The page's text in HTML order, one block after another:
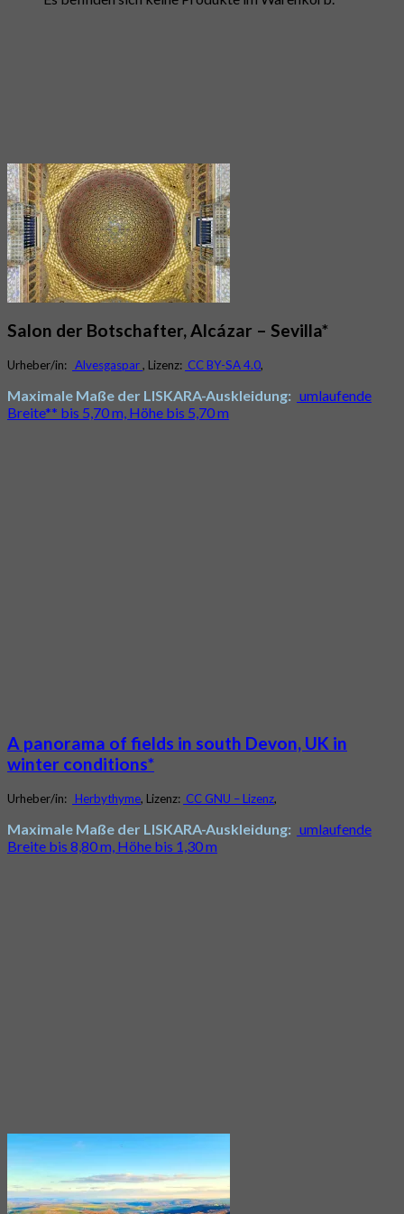
Salon der Botschafter, Alcázar – Sevilla*
Urheber/in: Alvesgaspar, Lizenz: CC BY-SA 4.0,
Maximale Maße der LISKARA-Auskleidung: umlaufende
Breite** bis 5,70 m, Höhe bis 5,70 m
A panorama of fields in south Devon, UK in
winter conditions*
Urheber/in: Herbythyme, Lizenz: CC GNU – Lizenz,
Maximale Maße der LISKARA-Auskleidung: umlaufende
Breite bis 8,80 m, Höhe bis 1,30 m